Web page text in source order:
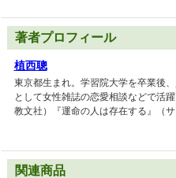
著者プロフィール
植西聰
東京都生まれ。学習院大学を卒業後
として女性雑誌の恋愛相談などで活
教文社）『運命の人は存在する』（サ
関連商品